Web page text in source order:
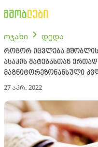
ოჯახი დედა
როგორ იცვლება მშობლის
ასაკის მატებასთან
მაგნიტორეზონანსული
27 აპრ. 2022